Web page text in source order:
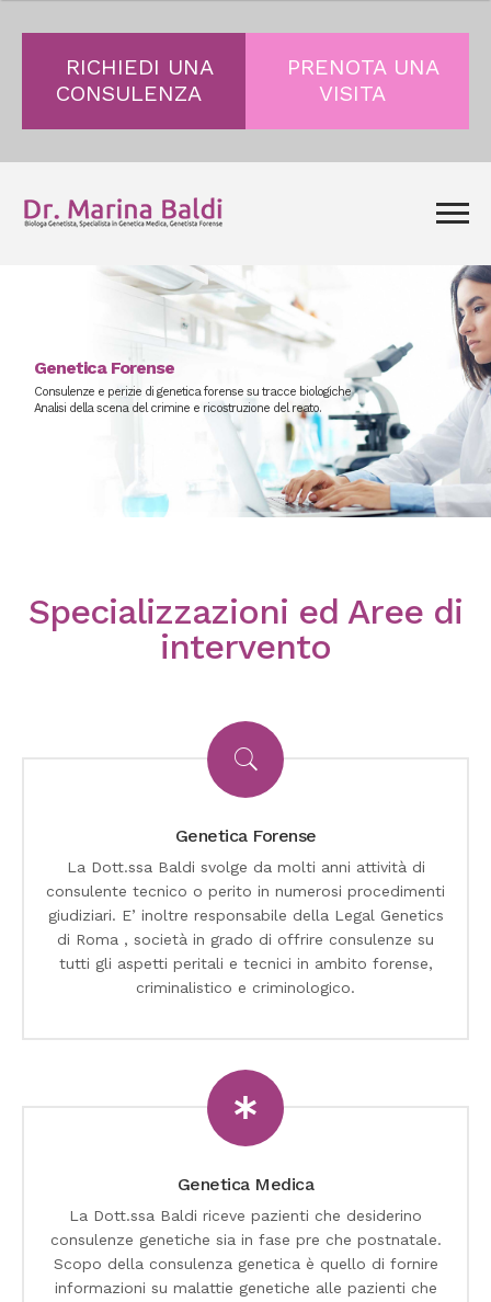
RICHIEDI UNA
CONSULENZA
PRENOTA UNA
VISITA
Genetica Forense
Consulenze e perizie di genetica forense su tracce biologiche
Analisi della scena del crimine e ricostruzione del reato.
Specializzazioni ed Aree di
intervento
Genetica Forense
La Dott.ssa Baldi svolge da molti anni attività di
consulente tecnico o perito in numerosi procedimenti
giudiziari. E’ inoltre responsabile della Legal Genetics
di Roma , società in grado di offrire consulenze su
tutti gli aspetti peritali e tecnici in ambito forense,
criminalistico e criminologico.
Genetica Medica
La Dott.ssa Baldi riceve pazienti che desiderino
consulenze genetiche sia in fase pre che postnatale.
Scopo della consulenza genetica è quello di fornire
informazioni su malattie genetiche alle pazienti che